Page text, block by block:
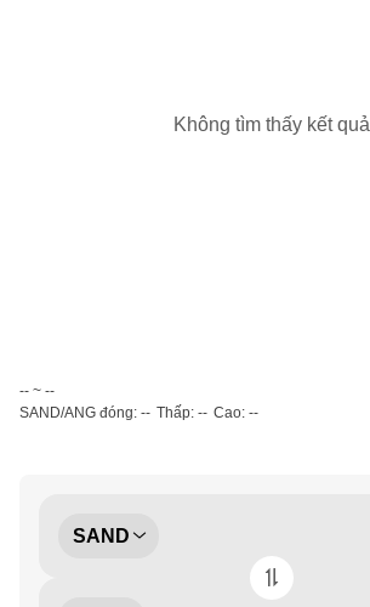
Không tìm thấy kết quả
-- ~ --
SAND/ANG đóng: -- Thấp: -- Cao: --
SAND